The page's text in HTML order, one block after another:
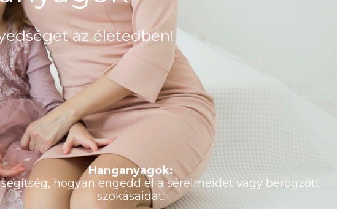
az életedben!
Hanganyagok:
hogyan engedd el a sérelmeidet vagy berögzött
szokásaidat.